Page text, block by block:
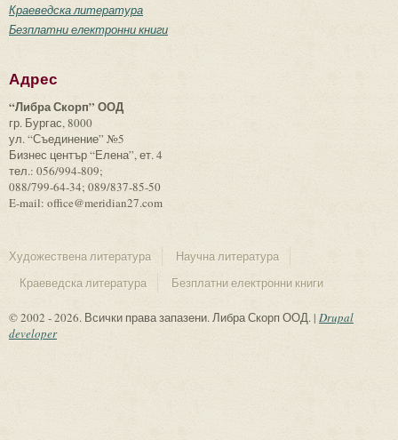
Краеведска литература
Безплатни електронни книги
Адрес
“Либра Скорп” ООД
гр. Бургас, 8000
ул. “Съединение” №5
Бизнес център “Елена”, ет. 4
тел.: 056/994-809;
088/799-64-34; 089/837-85-50
E-mail: office@meridian27.com
Художествена литература
Научна литература
Краеведска литература
Безплатни електронни книги
© 2002 - 2026. Всички права запазени. Либра Скорп ООД. | Drupal
developer